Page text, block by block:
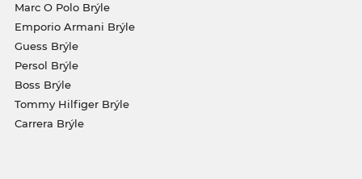
Marc O Polo Brýle
Emporio Armani Brýle
Guess Brýle
Persol Brýle
Boss Brýle
Tommy Hilfiger Brýle
Carrera Brýle